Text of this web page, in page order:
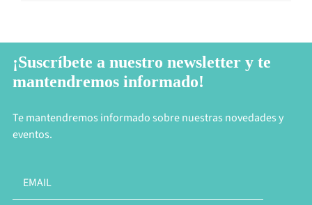
¡Suscríbete a nuestro newsletter y te
mantendremos informado!
Te mantendremos informado sobre nuestras novedades y
eventos.